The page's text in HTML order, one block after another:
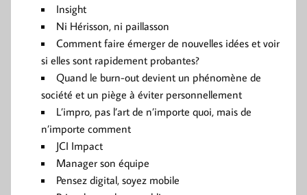
Insight
Ni Hérisson, ni paillasson
Comment faire émerger de nouvelles idées et voir
si elles sont rapidement probantes?
Quand le burn-out devient un phénomène de
société et un piège à éviter personnellement
L’impro, pas l’art de n’importe quoi, mais de
n’importe comment
JCI Impact
Manager son équipe
Pensez digital, soyez mobile